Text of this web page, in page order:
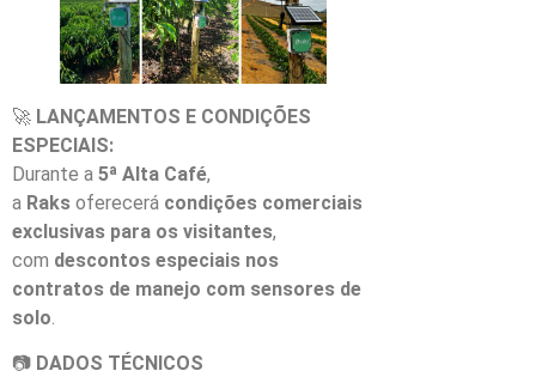
🚀 LANÇAMENTOS E CONDIÇÕES
ESPECIAIS:
Durante a 5ª Alta Café,
a Raks oferecerá condições comerciais
exclusivas para os visitantes,
com descontos especiais nos
contratos de manejo com sensores de
solo
📷 DADOS TÉCNICOS